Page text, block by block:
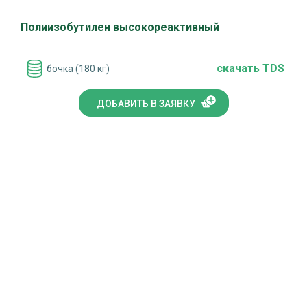
Полиизобутилен высокореактивный
бочка (180 кг) cкачать TDS
ДОБАВИТЬ В ЗАЯВКУ